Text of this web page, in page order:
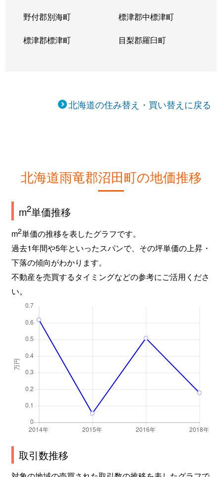
野付郡別海町 標津郡中標津町
標津郡標津町 目梨郡羅臼町
北海道の住み替え・買い替えに戻る
北海道雨竜郡沼田町の地価推移
m2単価推移
m2単価の推移を表したグラフです。
過去1年間や5年といったスパンで、その坪単価の上昇・
下落の傾向がわかります。
不動産を売買するタイミングなどの参考にご活用くださ
い。
取引数推移